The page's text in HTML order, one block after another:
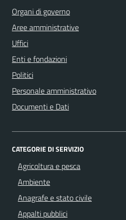
Organi di governo
Aree amministrative
Uffici
Enti e fondazioni
Politici
Personale amministrativo
Documenti e Dati
CATEGORIE DI SERVIZIO
Agricoltura e pesca
Ambiente
Anagrafe e stato civile
Appalti pubblici